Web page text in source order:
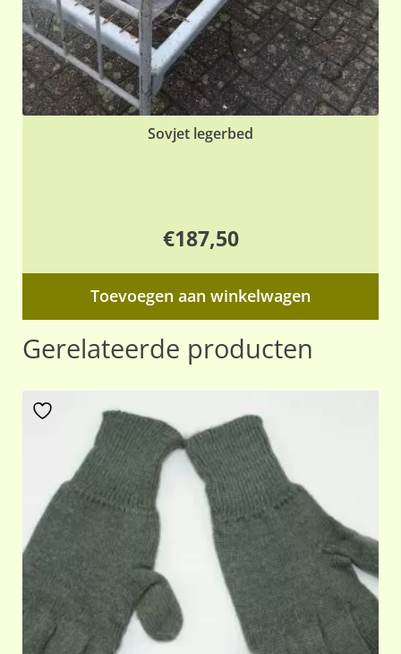
Sovjet legerbed
€187,50
Toevoegen aan winkelwagen
Gerelateerde producten